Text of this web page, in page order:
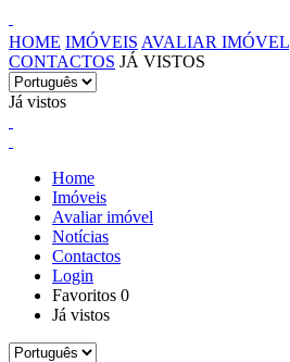
HOME IMÓVEIS AVALIAR IMÓVEL
CONTACTOS JÁ VISTOS
Já vistos
Home
Imóveis
Avaliar imóvel
Notícias
Contactos
Login
Favoritos 0
Já vistos